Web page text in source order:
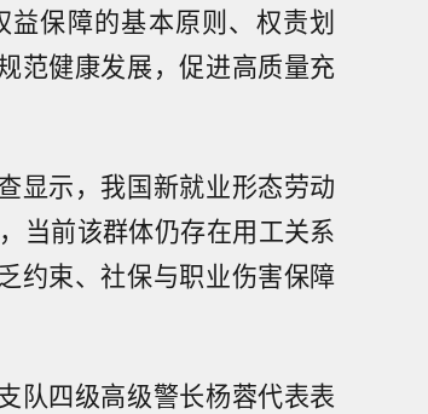
保障的基本原则、权责划
范健康发展，促进高质量充
显示，我国新就业形态劳动
当前该群体仍存在用工关系
约束、社保与职业伤害保障
队四级高级警长杨蓉代表表